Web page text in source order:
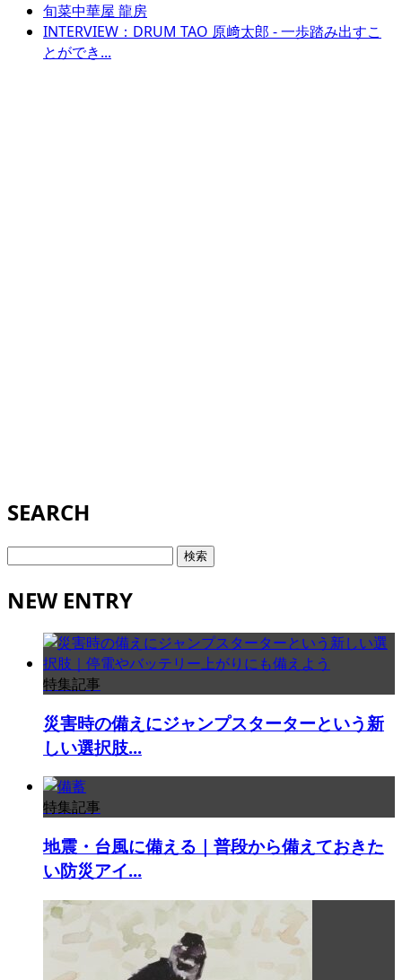
旬菜中華屋 龍房
INTERVIEW：DRUM TAO 原﨑太郎 - 一歩踏み出すこ
とができ...
SEARCH
検
NEW ENTRY
特集記事
災害時の備えにジャンプスターターという新
しい選択肢...
特集記事
地震・台風に備える｜普段から備えておきた
い防災アイ...